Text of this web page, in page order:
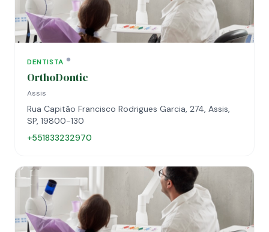
DENTISTA
OrthoDontic
Assis
Rua Capitão Francisco Rodrigues Garcia, 274, Assis,
SP, 19800-130
+551833232970